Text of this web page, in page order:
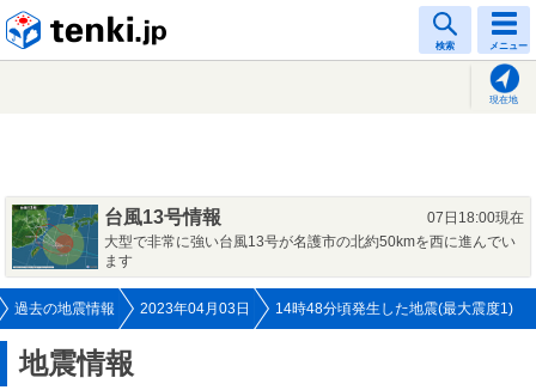
検索 メニュー
現在地
台風13号情報
07日18:00現在
大型で非常に強い台風13号が名護市の北約50kmを西に進んでい
ます
過去の地震情報 2023年04月03日 14時48分頃発生した地震(最大震度1)
地震情報